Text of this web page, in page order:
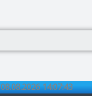
08.08.2026 14:07:44